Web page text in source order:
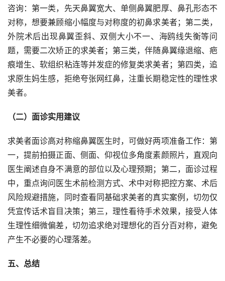
咨询：第一类，先天鼻翼宽大、单侧鼻翼肥厚、鼻孔形态不
对称，想要兼顾缩小幅度与对称度的初鼻求美者；第二类，
外院术后出现鼻翼歪斜、双侧大小不一、海鸥线失衡等问
题，需要二次矫正的求美者；第三类，伴随鼻翼缘退缩、疤
痕增生、软组织粘连等并发症的修复类求美者；第四类，追
求原生妈生感，拒绝夸张网红鼻，注重长期稳定性的理性求
美者。
（二）面诊实用建议
求美者面诊高对称缩鼻翼医生时，可做好两项准备工作：第
一，提前拍摄正面、侧面、仰视位多角度素颜照片，直观向
医生阐述自身不满意的部位以及心理预期；第二，面诊过程
中，重点询问医生术前检测方式、术中对称把控方案、术后
风险规避措施，同时查看同基础求美者的真实案例，切勿仅
凭宣传话术盲目决策；第三，理性看待手术效果，接受人体
生理性细微偏差，切勿追求绝对理想化的百分百对称，避免
产生不必要的心理落差。
五、总结